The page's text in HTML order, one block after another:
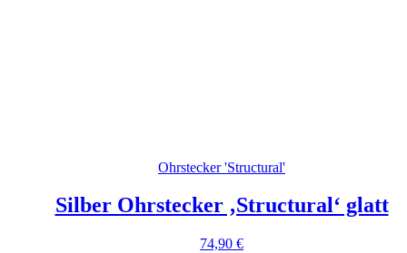
Ohrstecker 'Structural'
Silber Ohrstecker ‚Structural‘ glatt
74,90 €